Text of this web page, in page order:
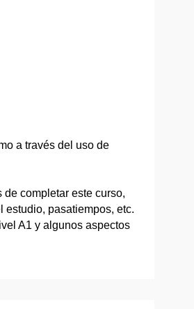
a través del uso de
completar este curso,
estudio, pasatiempos, etc.
A1 y algunos aspectos